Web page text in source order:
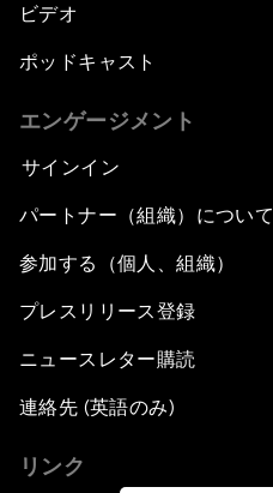
ビデオ
ポッドキャスト
エンゲージメント
サインイン
パートナー（組織）について
参加する（個人、組織）
プレスリリース登録
ニュースレター購読
連絡先 (英語のみ)
リンク